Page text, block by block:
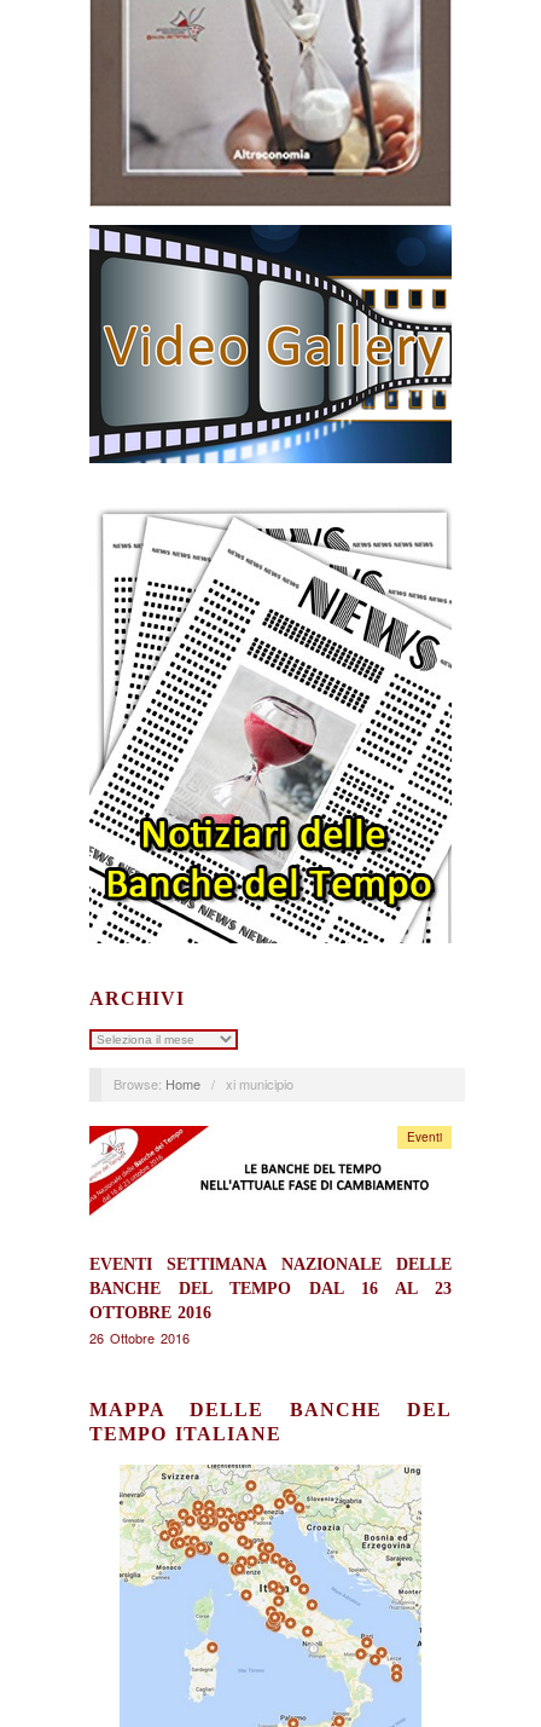
ARCHIVI
Archivi
Browse: Home / xi municipio
EVENTI SETTIMANA NAZIONALE DELLE
BANCHE DEL TEMPO DAL 16 AL 23
OTTOBRE 2016
26 Ottobre 2016
Eventi
MAPPA DELLE BANCHE DEL
TEMPO ITALIANE